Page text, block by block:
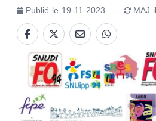
Publié le 19-11-2023 - MAJ